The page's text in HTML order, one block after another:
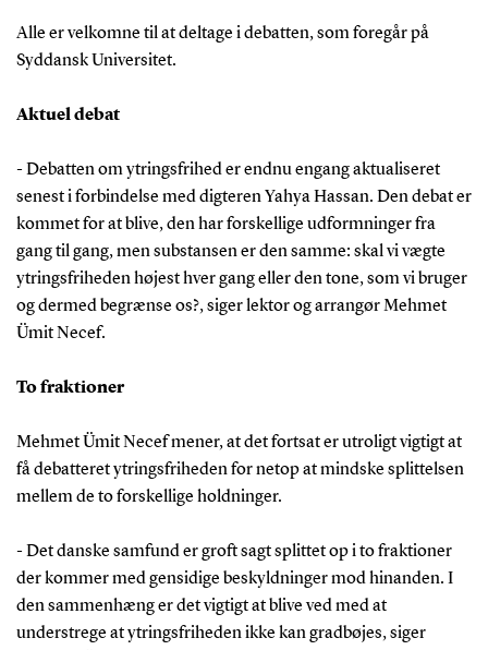
Alle er velkomne til at deltage i debatten, som foregår på
Syddansk Universitet.
Aktuel debat
- Debatten om ytringsfrihed er endnu engang aktualiseret
senest i forbindelse med digteren Yahya Hassan. Den debat er
kommet for at blive, den har forskellige udformninger fra
gang til gang, men substansen er den samme: skal vi vægte
ytringsfriheden højest hver gang eller den tone, som vi bruger
og dermed begrænse os?, siger lektor og arrangør Mehmet
Ümit Necef.
To fraktioner
Mehmet Ümit Necef mener, at det fortsat er utroligt vigtigt at
få debatteret ytringsfriheden for netop at mindske splittelsen
mellem de to forskellige holdninger.
- Det danske samfund er groft sagt splittet op i to fraktioner
der kommer med gensidige beskyldninger mod hinanden. I
den sammenhæng er det vigtigt at blive ved med at
understrege at ytringsfriheden ikke kan gradbøjes, siger